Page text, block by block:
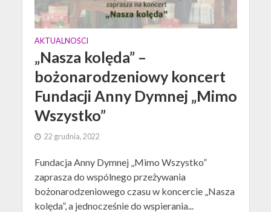
AKTUALNOŚCI
„Nasza kolęda” –
bożonarodzeniowy koncert
Fundacji Anny Dymnej „Mimo
Wszystko”
22 grudnia, 2022
Fundacja Anny Dymnej „Mimo Wszystko”
zaprasza do wspólnego przeżywania
bożonarodzeniowego czasu w koncercie „Nasza
kolęda”, a jednocześnie do wspierania...